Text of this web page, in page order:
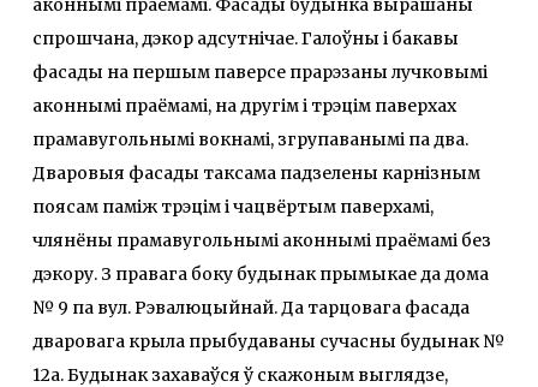
аконнымі праёмамі. Фасады будынка вырашаны
спрошчана, дэкор адсутнічае. Галоўны і бакавы
фасады на першым паверсе прарэзаны лучковымі
аконнымі праёмамі, на другім і трэцім паверхах
прамавугольнымі вокнамі, згрупаванымі па два.
Дваровыя фасады таксама падзелены карнізным
поясам паміж трэцім і чацвёртым паверхамі,
члянёны прамавугольнымі аконнымі праёмамі без
дэкору. З правага боку будынак прымыкае да дома
№ 9 па вул. Рэвалюцыйнай. Да тарцовага фасада
дваровага крыла прыбудаваны сучасны будынак №
12а. Будынак захаваўся ў скажоным выглядзе,